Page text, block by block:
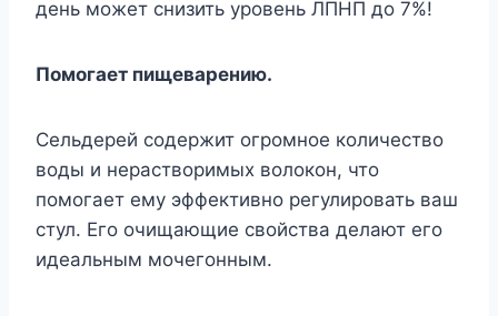
день может снизить уровень ЛПНП до 7%!
Помогает пищеварению.
Сельдерей содержит огромное количество
воды и нерастворимых волокон, что
помогает ему эффективно регулировать ваш
стул. Его очищающие свойства делают его
идеальным мочегонным.